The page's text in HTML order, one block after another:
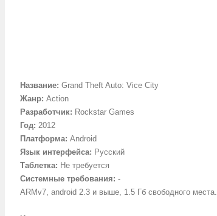
Название: Grand Theft Auto: Vice City
Жанр: Action
Разработчик: Rockstar Games
Год: 2012
Платформа: Android
Язык интерфейса: Русский
Таблетка: Не требуется
Системные требования: -
ARMv7, android 2.3 и выше, 1.5 Гб свободного места.